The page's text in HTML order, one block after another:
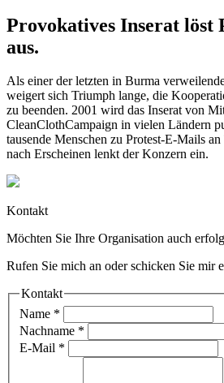
Provokatives Inserat löst
aus.
Als einer der letzten in Burma
weigert sich Triumph lange, die
zu beenden. 2001 wird das Inserat von
CleanClothCampaign in vielen Ländern
tausende Menschen zu Protest-E-Mails
nach Erscheinen lenkt der Konzern ein.
Kontakt
Möchten Sie Ihre Organisation auch
Rufen Sie mich an oder schicken Sie mir
Kontakt
Name *
Nachname *
E-Mail *